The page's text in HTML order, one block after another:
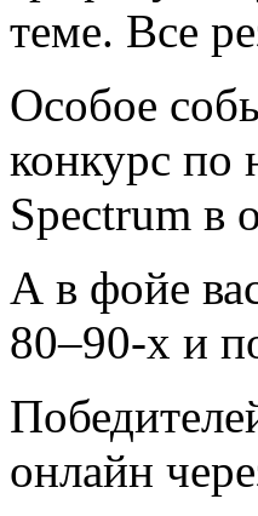
теме. Все
Особое
конкурс по
Spectrum в
А в фойе
80–90-х и
онлайн